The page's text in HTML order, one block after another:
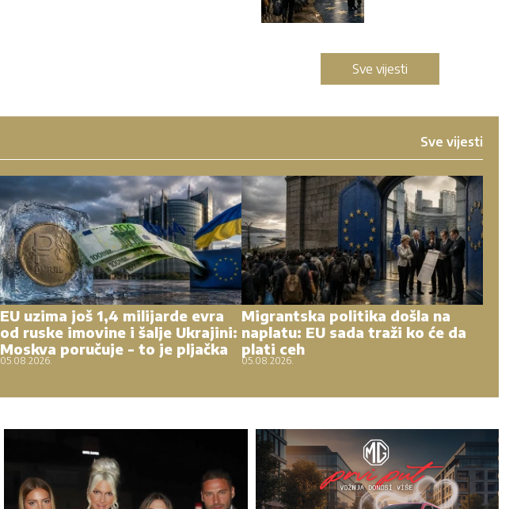
Sve vijesti
Sve vijesti
EU uzima još 1,4 milijarde evra
od ruske imovine i šalje Ukrajini:
Moskva poručuje - to je pljačka
05.08.2026.
Migrantska politika došla na
naplatu: EU sada traži ko će da
plati ceh
05.08.2026.